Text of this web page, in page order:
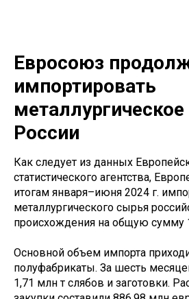
Евросоюз
импортировать
России
Как следует из данных
статистического агентства,
итогам января–июня 2024 г.
металлургического сырья
происхождения на общую сумму
Основной объем импорта
полуфабрикаты. За шесть
1,71 млн т слябов и заготовки.